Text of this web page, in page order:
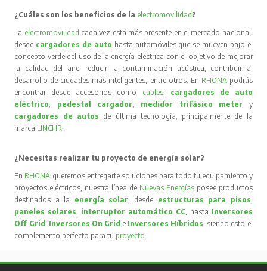
¿Cuáles son los beneficios de la electromovilidad?
La electromovilidad cada vez está más presente en el mercado nacional,
desde cargadores de auto hasta automóviles que se mueven bajo el
concepto verde del uso de la energía eléctrica con el objetivo de mejorar
la calidad del aire, reducir la contaminación acústica, contribuir al
desarrollo de ciudades más inteligentes, entre otros. En RHONA podrás
encontrar desde accesorios como cables, cargadores de auto
eléctrico
pedestal cargador medidor trifásico meter
y
cargadores de autos de última tecnología, principalmente de la
marca LINCHR
¿Necesitas realizar tu proyecto de energía solar?
En RHONA queremos entregarte soluciones para todo tu equipamiento y
proyectos eléctricos, nuestra línea de Nuevas Energíasposee productos
destinados a la energía solar , desde estructuras para pisos
paneles solares
interruptor automático CC, hasta Inversores
Off Grid Inversores On Grid e Inversores Híbridos , siendo esto el
complemento perfecto para tu proyecto